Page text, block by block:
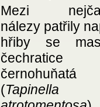
Mezi
nálezy patřily
hřiby se
čechratice
černohuňatá
(Tapinella